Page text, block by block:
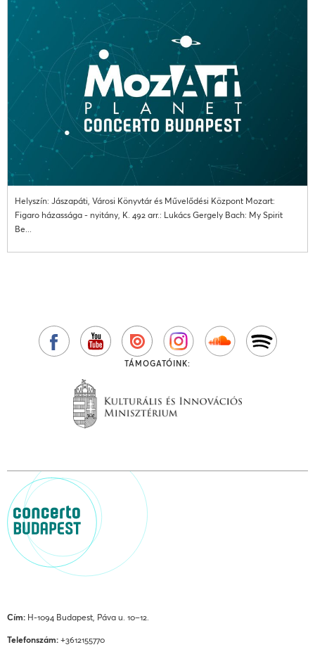
Helyszín: Jászapáti, Városi Könyvtár és Művelődési Központ Mozart:
Figaro házassága - nyitány, K. 492 arr.: Lukács Gergely Bach: My Spirit
Be...
TÁMOGATÓINK:
Cím: H-1094 Budapest, Páva u. 10–12.
Telefonszám: +3612155770